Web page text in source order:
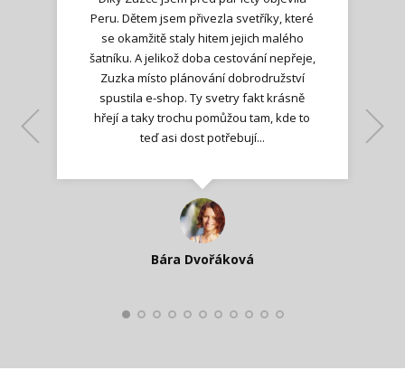
Peru. Dětem jsem přivezla svetříky, které
se okamžitě staly hitem jejich malého
šatníku. A jelikož doba cestování nepřeje,
Zuzka místo plánování dobrodružství
spustila e-shop. Ty svetry fakt krásně
hřejí a taky trochu pomůžou tam, kde to
teď asi dost potřebují...
Bára Dvořáková
Jana T.
Kateřina Veleta Štěpánová
Ilona M.
Lenka K.
Nadšená zpráva
Katka Perháčová
Smolková
Lenka K.